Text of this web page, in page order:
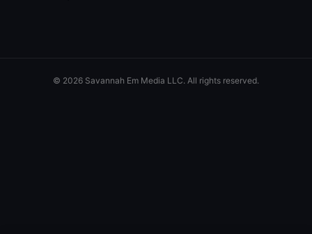
© 2026 Savannah Em Media LLC. All rights reserved.